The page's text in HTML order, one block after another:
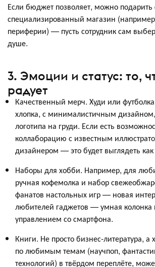
Если бюджет позволяет, можно подарить
специализированный магазин
периферии) — пусть сотрудник сам
душе.
3. Эмоции и статус: то,
радует
Качественный мерч. Худи или
хлопка, с минималистичным дизайном,
логотипа на груди. Если есть
коллаборацию с известным
дизайнером — это будет выглядеть
Наборы для хобби. Например, для
ручная кофемолка и набор
фанатов настольных игр — новая
любителей гаджетов — умная колонка
управлением со смартфона.
Книги. Не просто бизнес-литература,
по любимым темам (научпоп,
технологий) в твёрдом переплёте,